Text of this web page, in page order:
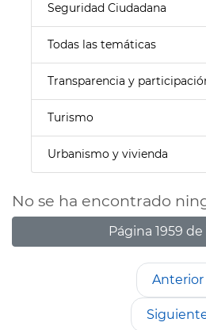
Seguridad Ciudadana
Todas las temáticas
Transparencia y
Turismo
Urbanismo y vivienda
No se ha encontrado
Página 1959 de
Anterior